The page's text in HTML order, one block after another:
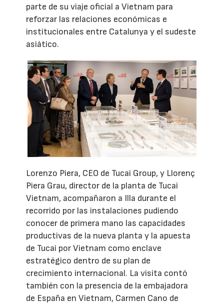
parte de su viaje oficial a Vietnam para
reforzar las relaciones económicas e
institucionales entre Catalunya y el sudeste
asiático.
Lorenzo Piera, CEO de Tucai Group, y Llorenç
Piera Grau, director de la planta de Tucai
Vietnam, acompañaron a Illa durante el
recorrido por las instalaciones pudiendo
conocer de primera mano las capacidades
productivas de la nueva planta y la apuesta
de Tucai por Vietnam como enclave
estratégico dentro de su plan de
crecimiento internacional. La visita contó
también con la presencia de la embajadora
de España en Vietnam, Carmen Cano de